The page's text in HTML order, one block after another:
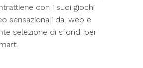
con i suoi giochi
sensazionali dal web e
selezione di sfondi per